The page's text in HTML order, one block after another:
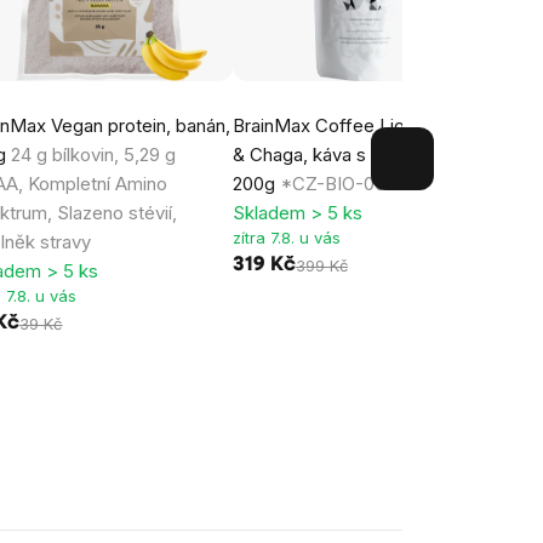
Vegan protein, banán,
24 g bílkovin, 5,29 g
Kompletní Amino
Slazeno stévií,
stravy
> 5 ks
7.8. u vás
39 Kč
BrainMax Coffee Lion's Mane
& Chaga, káva s houbami, BIO,
200g *CZ-BIO-001 certifikát
Skladem > 5 ks
zítra 7.8. u vás
319 Kč399 Kč